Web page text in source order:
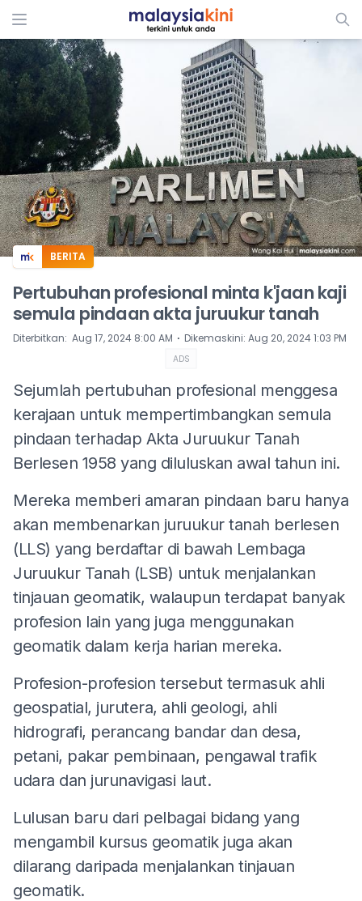
ADS
BERITA
Pertubuhan profesional minta k'jaan kaji
semula pindaan akta juruukur tanah
Diterbitkan: Aug 17, 2024 8:00 AM ⋅ Dikemaskini: Aug 20, 2024 1:03 PM
ADS
Sejumlah pertubuhan profesional menggesa
kerajaan untuk mempertimbangkan semula
pindaan terhadap Akta Juruukur Tanah
Berlesen 1958 yang diluluskan awal tahun ini.
Mereka memberi amaran pindaan baru hanya
akan membenarkan juruukur tanah berlesen
(LLS) yang berdaftar di bawah Lembaga
Juruukur Tanah (LSB) untuk menjalankan
tinjauan geomatik, walaupun terdapat banyak
profesion lain yang juga menggunakan
geomatik dalam kerja harian mereka.
Profesion-profesion tersebut termasuk ahli
geospatial, jurutera, ahli geologi, ahli
hidrografi, perancang bandar dan desa,
petani, pakar pembinaan, pengawal trafik
udara dan jurunavigasi laut.
Lulusan baru dari pelbagai bidang yang
mengambil kursus geomatik juga akan
dilarang daripada menjalankan tinjauan
geomatik.